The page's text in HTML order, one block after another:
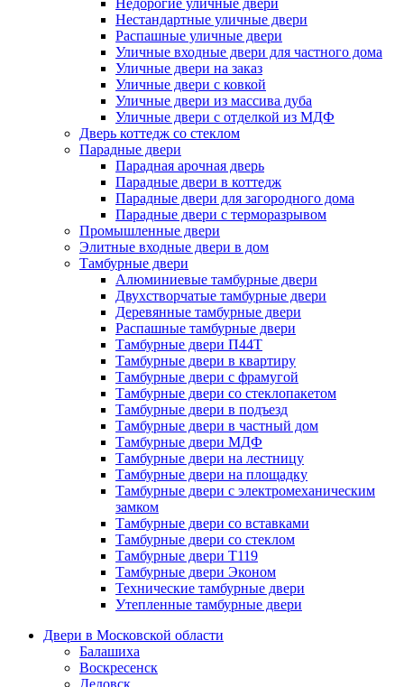
Недорогие уличные двери
Нестандартные уличные двери
Распашные уличные двери
Уличные входные двери для частного дома
Уличные двери на заказ
Уличные двери с ковкой
Уличные двери из массива дуба
Уличные двери с отделкой из МДФ
Дверь коттедж со стеклом
Парадные двери
Парадная арочная дверь
Парадные двери в коттедж
Парадные двери для загородного дома
Парадные двери с терморазрывом
Промышленные двери
Элитные входные двери в дом
Тамбурные двери
Алюминиевые тамбурные двери
Двухстворчатые тамбурные двери
Деревянные тамбурные двери
Распашные тамбурные двери
Тамбурные двери П44Т
Тамбурные двери в квартиру
Тамбурные двери с фрамугой
Тамбурные двери со стеклопакетом
Тамбурные двери в подъезд
Тамбурные двери в частный дом
Тамбурные двери МДФ
Тамбурные двери на лестницу
Тамбурные двери на площадку
Тамбурные двери с электромеханическим
замком
Тамбурные двери со вставками
Тамбурные двери со стеклом
Тамбурные двери Т119
Тамбурные двери Эконом
Технические тамбурные двери
Утепленные тамбурные двери
Двери в Московской области
Балашиха
Воскресенск
Дедовск